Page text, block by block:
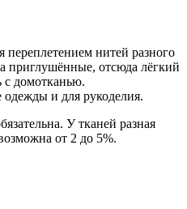
нитей разного
приглушённые, отсюда лёгкий
с домотканью.
и для рукоделия.
У тканей разная
от 2 до 5%.